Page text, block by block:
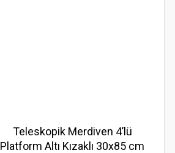
Teleskopik Merdiven 4’lü
Platform Altı Kızaklı 30x85 cm